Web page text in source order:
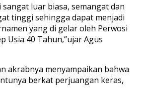
sangat luar biasa, semangat dan
tinggi sehingga dapat menjadi
yang di gelar oleh Perwosi
Usia 40 Tahun,”ujar Agus
akrabnya menyampaikan bahwa
berkat perjuangan keras,